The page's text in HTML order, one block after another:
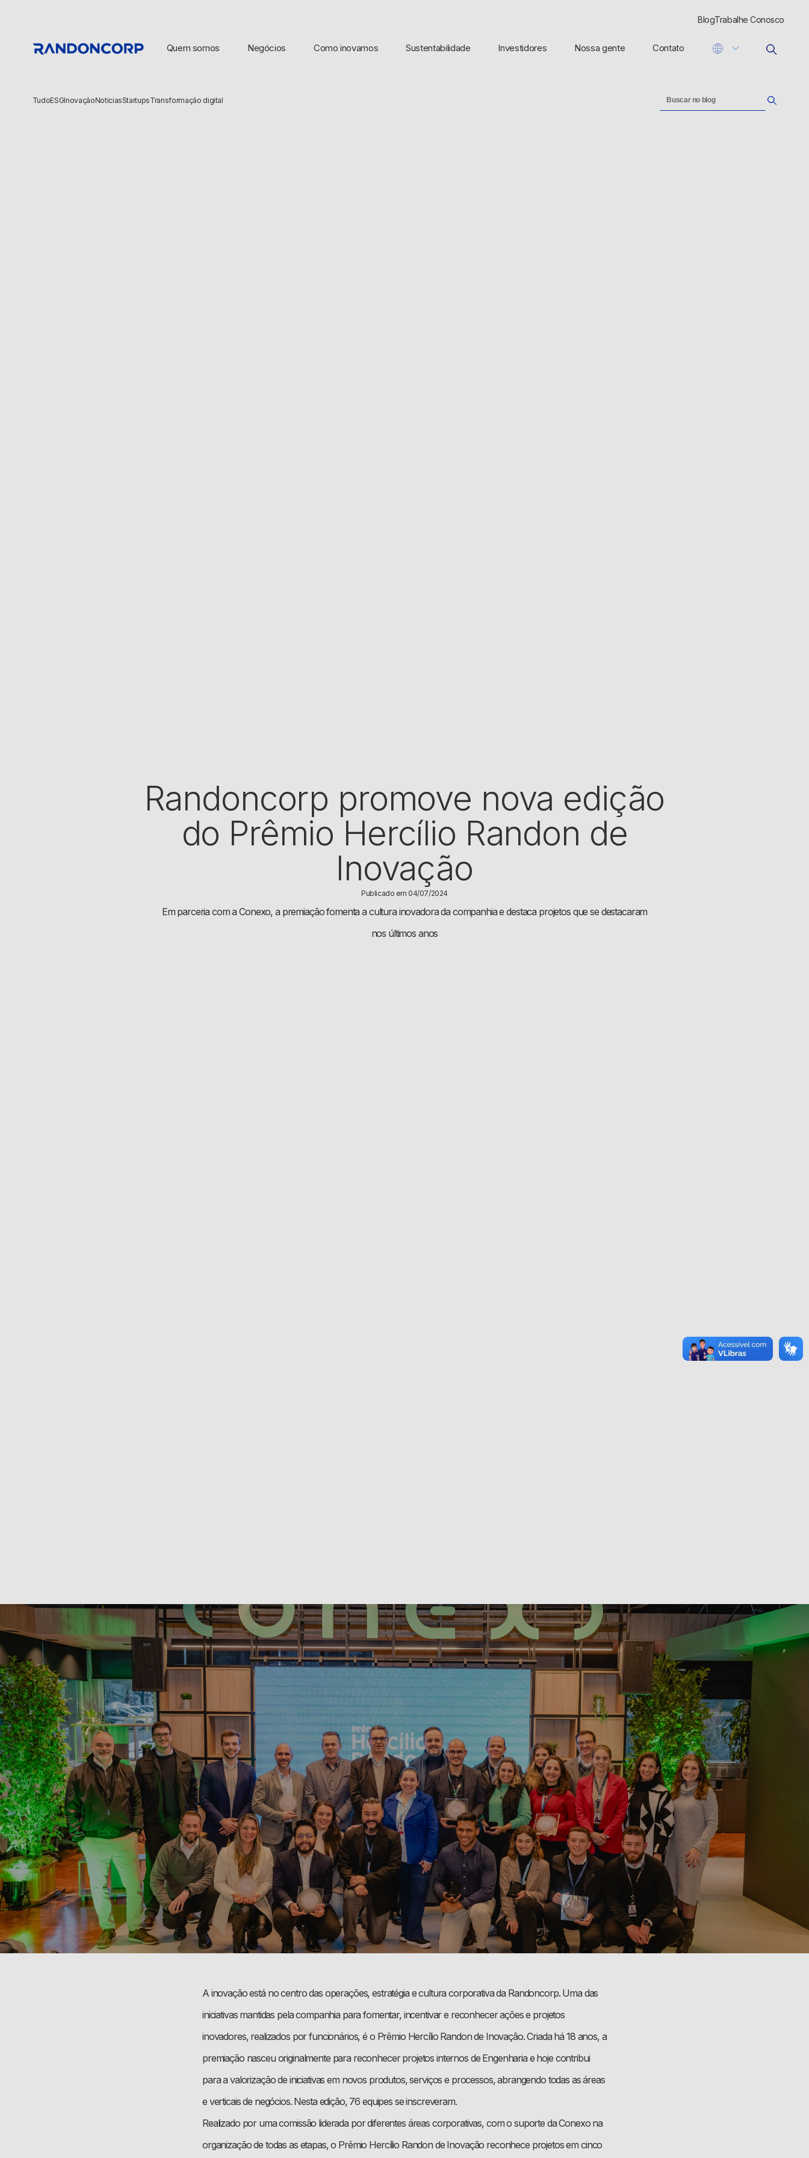
BlogTrabalhe Conosco
Quem somos Negócios Como inovamos Sustentabilidade Investidores Nossa gente Contato
TudoESGInovaçãoNoticiasStartupsTransformação digital
Randoncorp promove nova edição
do Prêmio Hercílio Randon de
Inovação
Publicado em 04/07/2024
Em parceria com a Conexo, a premiação fomenta a cultura inovadora da companhia e destaca projetos que se destacaram
nos últimos anos
A inovação está no centro das operações, estratégia e cultura corporativa da Randoncorp. Uma das
iniciativas mantidas pela companhia para fomentar, incentivar e reconhecer ações e projetos
inovadores, realizados por funcionários, é o Prêmio Hercílio Randon de Inovação. Criada há 18 anos, a
premiação nasceu originalmente para reconhecer projetos internos de Engenharia e hoje contribui
para a valorização de iniciativas em novos produtos, serviços e processos, abrangendo todas as áreas
e verticais de negócios. Nesta edição, 76 equipes se inscreveram.
Realizado por uma comissão liderada por diferentes áreas corporativas, com o suporte da Conexo na
organização de todas as etapas, o Prêmio Hercílio Randon de Inovação reconhece projetos em cinco